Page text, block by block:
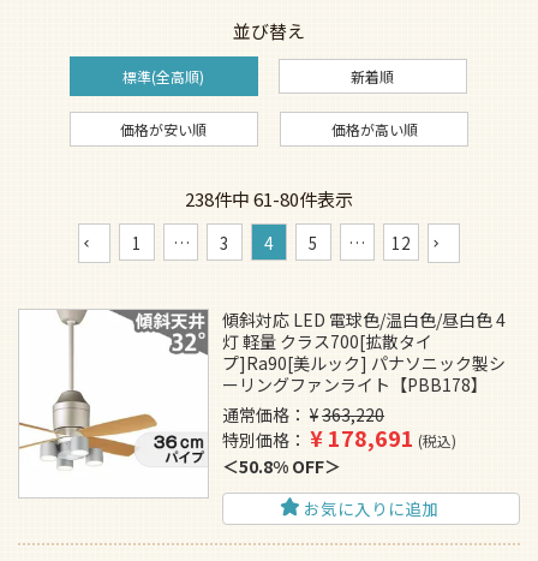
並び替え
標準(全高順) 新着順
価格が安い順 価格が高い順
238件中61-80件表示
1 … 3 4 5 … 12
傾斜対応 LED 電球色/温白色/昼白色 4
灯 軽量 クラス700[拡散タイ
プ]Ra90[美ルック] パナソニック製シ
ーリングファンライト【PBB178】
通常価格
¥363,220
特別価格
¥178,691 税込
50.8% OFF
お気に入りに追加